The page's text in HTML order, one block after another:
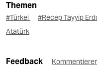
Themen
#Türkei #Recep Tayyip
Atatürk
Feedback